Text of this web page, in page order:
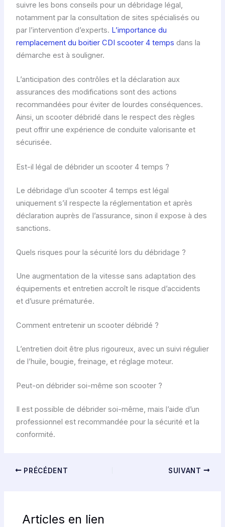
suivre les bons conseils pour un débridage légal,
notamment par la consultation de sites spécialisés ou
par l’intervention d’experts. L’importance du
remplacement du boitier CDI scooter 4 temps dans la
démarche est à souligner.
L’anticipation des contrôles et la déclaration aux
assurances des modifications sont des actions
recommandées pour éviter de lourdes conséquences.
Ainsi, un scooter débridé dans le respect des règles
peut offrir une expérience de conduite valorisante et
sécurisée.
Est-il légal de débrider un scooter 4 temps ?
Le débridage d’un scooter 4 temps est légal
uniquement s’il respecte la réglementation et après
déclaration auprès de l’assurance, sinon il expose à des
sanctions.
Quels risques pour la sécurité lors du débridage ?
Une augmentation de la vitesse sans adaptation des
équipements et entretien accroît le risque d’accidents
et d’usure prématurée.
Comment entretenir un scooter débridé ?
L’entretien doit être plus rigoureux, avec un suivi régulier
de l’huile, bougie, freinage, et réglage moteur.
Peut-on débrider soi-même son scooter ?
Il est possible de débrider soi-même, mais l’aide d’un
professionnel est recommandée pour la sécurité et la
conformité.
PRÉCÉDENT SUIVANT
Articles en lien